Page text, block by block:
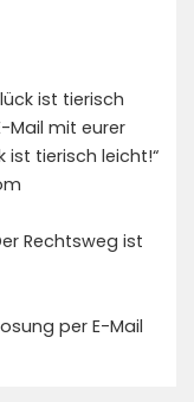
ist tierisch
Mail mit eurer
ist tierisch leicht!“
Rechtsweg ist
per E-Mail